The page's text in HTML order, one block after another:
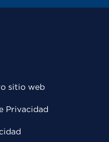
sitio web
Privacidad